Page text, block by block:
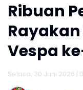
Ribuan
Vespa
Selasa, 30 Juni 2026 |